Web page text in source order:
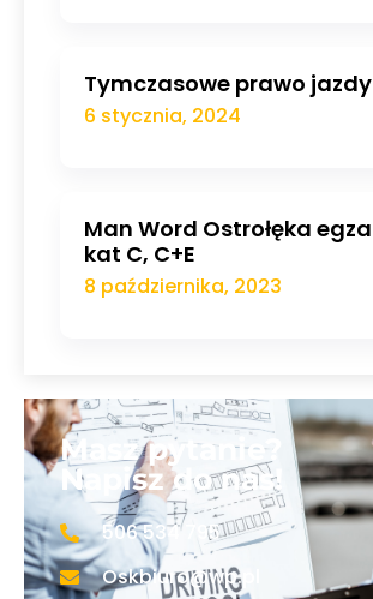
Tymczasowe prawo jazdy
6 stycznia, 2024
Man Word Ostrołęka
kat C, C+E
8 października, 2023
Masz pytanie?
Napisz do nas!
506 534 795
Oskbiuro@wp.pl